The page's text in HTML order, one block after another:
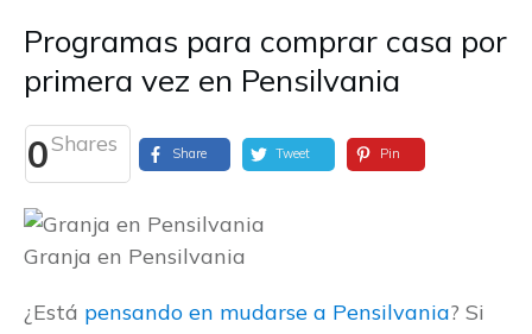
El Proceso de
Programas para comprar casa por
primera vez en Pensilvania
0Shares Share Tweet Pin
Granja en Pensilvania
¿Está pensando en mudarse a Pensilvania? Si